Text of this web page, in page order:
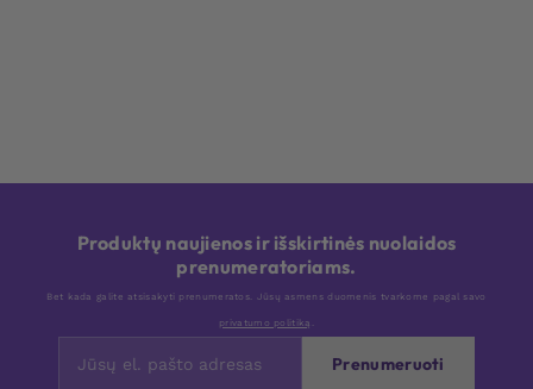
Produktų naujienos ir išskirtinės nuolaidos
prenumeratoriams.
Bet kada galite atsisakyti prenumeratos. Jūsų asmens duomenis tvarkome pagal savo
privatumo politiką .
Prenumeruoti